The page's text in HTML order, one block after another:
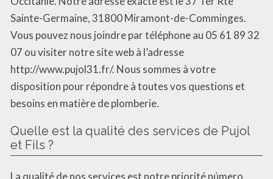
Sainte-Germaine, 31800 Miramont-de-Comminges.
Vous pouvez nous joindre par téléphone au 05 61 89 32
07 ou visiter notre site web à l’adresse
http://www.pujol31.fr/. Nous sommes à votre
disposition pour répondre à toutes vos questions et
besoins en matière de plomberie.
Quelle est la qualité des services de Pujol
et Fils ?
La qualité de nos services est notre priorité número